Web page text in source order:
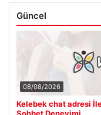
Güncel
08/08/2026
Kelebek chat adresi